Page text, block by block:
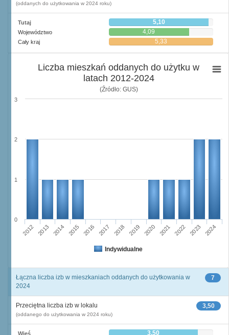
(oddanych do użytkowania w 2024 roku)
Tutaj 5,10
Województwo 4,09
Cały kraj 5,33
Liczba mieszkań oddanych do użytku w
latach 2012-2024
(Źródło: GUS)
Indywidualne
2012 2013 2014 2015 2016 2017 2018 2019 2020 2021 2022 2023 2024
0
1
2
3
7
Łączna liczba izb w mieszkaniach oddanych do użytkowania w
2024
3,50
Przeciętna liczba izb w lokalu
(oddanego do użytkowania w 2024 roku)
Wieś 3,50